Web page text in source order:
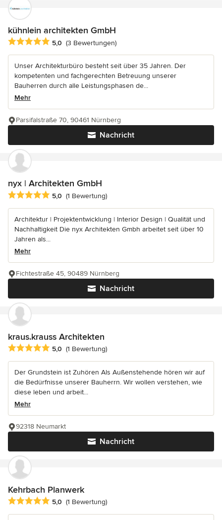
kühnlein architekten GmbH
Durchschnittliche Bewertung: 5 von 5 Sternen
5,0 (3 Bewertungen)
Unser Architekturbüro besteht seit über 35 Jahren. Der
kompetenten und fachgerechten Betreuung unserer
Bauherren durch alle Leistungsphasen de...
Mehr
Nachricht
Parsifalstraße 70, 90461 Nürnberg
nyx | Architekten GmbH
Durchschnittliche Bewertung: 5 von 5 Sternen
5,0 (1 Bewertung)
Architektur | Projektentwicklung | Interior Design | Qualität und
Nachhaltigkeit Die nyx Architekten Gmbh arbeitet seit über 10
Jahren als...
Mehr
Nachricht
Fichtestraße 45, 90489 Nürnberg
kraus.krauss Architekten
Durchschnittliche Bewertung: 5 von 5 Sternen
5,0 (1 Bewertung)
Der Grundstein ist Zuhören Als Außenstehende hören wir auf
die Bedürfnisse unserer Bauherrn. Wir wollen verstehen, wie
diese leben und arbeit...
Mehr
Nachricht
92318 Neumarkt
Kehrbach Planwerk
Durchschnittliche Bewertung: 5 von 5 Sternen
5,0 (1 Bewertung)